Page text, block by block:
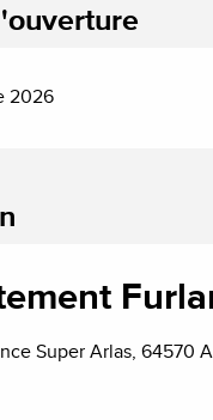
2026
Super Arlas, 64570